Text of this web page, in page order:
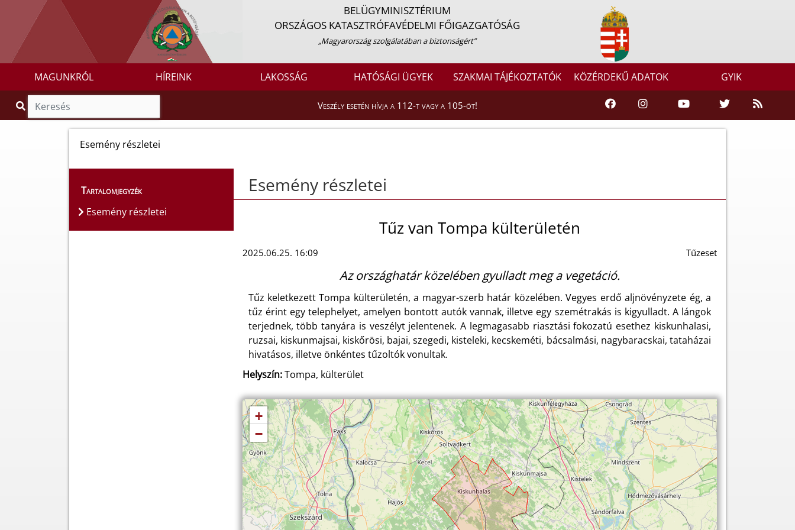
BELÜGYMINISZTÉRIUM
ORSZÁGOS KATASZTRÓFAVÉDELMI FŐIGAZGATÓSÁG
„Magyarország szolgálatában a biztonságért”
MAGUNKRÓL HÍREINK LAKOSSÁG HATÓSÁGI ÜGYEK SZAKMAI TÁJÉKOZTATÓK KÖZÉRDEKŰ ADATOK GYIK
Veszély esetén hívja a 112-t vagy a 105-öt!
Esemény részletei
Tartalomjegyzék
Esemény részletei
Esemény részletei
Tűz van Tompa külterületén
2025.06.25. 16:09 Tűzeset
Az országhatár közelében gyulladt meg a vegetáció.
Tűz keletkezett Tompa külterületén, a magyar-szerb határ közelében. Vegyes erdő aljnövényzete ég, a
tűz érint egy telephelyet, amelyen bontott autók vannak, illetve egy szemétrakás is kigyulladt. A lángok
terjednek, több tanyára is veszélyt jelentenek. A legmagasabb riasztási fokozatú esethez kiskunhalasi,
ruzsai, kiskunmajsai, kiskőrösi, bajai, szegedi, kisteleki, kecskeméti, bácsalmási, nagybaracskai, tataházai
hivatásos, illetve önkéntes tűzoltók vonultak.
Helyszín:Tompa, külterület
+
−